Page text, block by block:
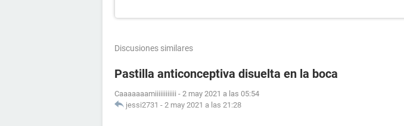
Discusiones similares
Pastilla anticonceptiva disuelta en la boca
Caaaaaaamiiiiiiiiiiii - 2 may 2021 a las 05:54
jessi2731 - 2 may 2021 a las 21:28